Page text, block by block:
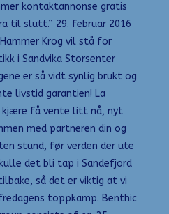
kontaktannonse gratis
til slutt.” 29. februar 2016
Krog vil stå for
i Sandvika Storsenter
er så vidt synlig brukt og
livstid garantien! La
kjære få vente litt nå, nyt
med partneren din og
stund, før verden der ute
det bli tap i Sandefjord
så det er viktig at vi
toppkamp. Benthic